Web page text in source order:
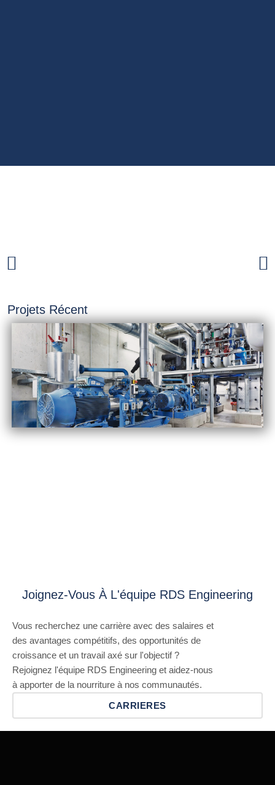
Projets Récent
Joignez-Vous À L'équipe RDS Engineering
Vous recherchez une carrière avec des salaires et
des avantages compétitifs, des opportunités de
croissance et un travail axé sur l'objectif ?
Rejoignez l'équipe RDS Engineering et aidez-nous
à apporter de la nourriture à nos communautés.
CARRIERES